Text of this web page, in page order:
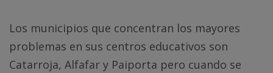
Los municipios que concentran los mayores
problemas en sus centros educativos son
Catarroja, Alfafar y Paiporta pero cuando se